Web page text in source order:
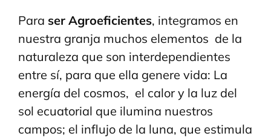
Para ser Agroeficientes, integramos en
nuestra granja muchos elementos de la
naturaleza que son interdependientes
entre sí, para que ella genere vida: La
energía del cosmos, el calor y la luz del
sol ecuatorial que ilumina nuestros
campos; el influjo de la luna, que estimula